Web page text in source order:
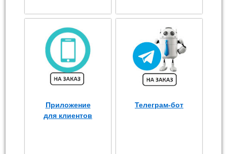
Приложение
для клиентов
Телеграм-бот